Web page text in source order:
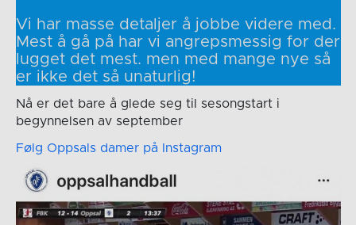
Vi har masse detaljer å jobbe videre med.
Mest å gå på har vi angrepsmessig for der
lugget det mest. men med mange nye så
er ikke det så unaturlig!
Nå er det bare å glede seg til sesongstart i
begynnelsen av september
Følg Oppsals damer på Instagram